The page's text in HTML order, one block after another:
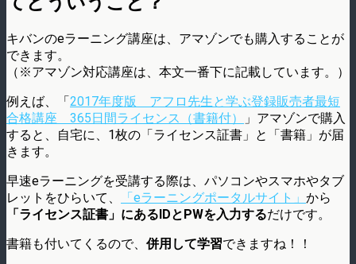
キバンのeラーニング講座は、アマゾンでも購入することが
できます。
（※アマゾン対応講座は、本文一番下に記載しています。）
例えば、「2017年度版 アフロ先生と学ぶ登録販売者最短
合格講座 365日間ライセンス（書籍付）
」アマゾンで購入
すると、自宅に、1枚の「ライセンス証書」と「書籍」が届
きます。
早速eラーニングを受講する際は、パソコンやスマホやタブ
レットをひらいて、
「eラーニングポータルサイト」 から
「ライセンス証書」にあるIDとPWを入力するだけです。
書籍も付いてくるので、 併用して学習できますね！！